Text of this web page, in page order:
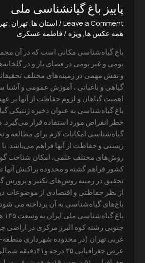
پاییز باغ گیانشناسی ملی
Leave a Comment
/ استان ها,تهران,
همه عکس ها, ویژه / فاطمه عسکری
باغ گیاه‌شناسی مکانی است که در آن
بومی و غیر بومی در فضای باز و در
و نقش مهمی در زمینه‌های مختلف
گیاهی و باغبانی ، آموزش عمومی و آشنا
اهمیت گیاهان و لزوم حفاظت از آنها بر
باغ گیاه‌شناسی به عنوان ذخیره ژنتیکی
خطر انقراض مورد استفاده قرار می‌گیرد.
گیاه‌شناسی امکانات لازم برای مطالعه و
زیستی و حفاظت از آنها فراهم می‌‌باشد. با
روش‌های مختلف علمی، امکان شناخت
کشور فراهم گشته و محدوده پراکنش آنها
تحقیق در زمینه روش‌های تکثیر و پرورش
از نظر حفاظتی و اقتصادی از موضوعات
باغ‌های گیاه‌شناسی به آن پرداخته می شود.
جنوبی رشته کوه البرز مرکزی در اراضی
عرض جغرافیایی ۳۵ درجه
گیانشناسی
ملی